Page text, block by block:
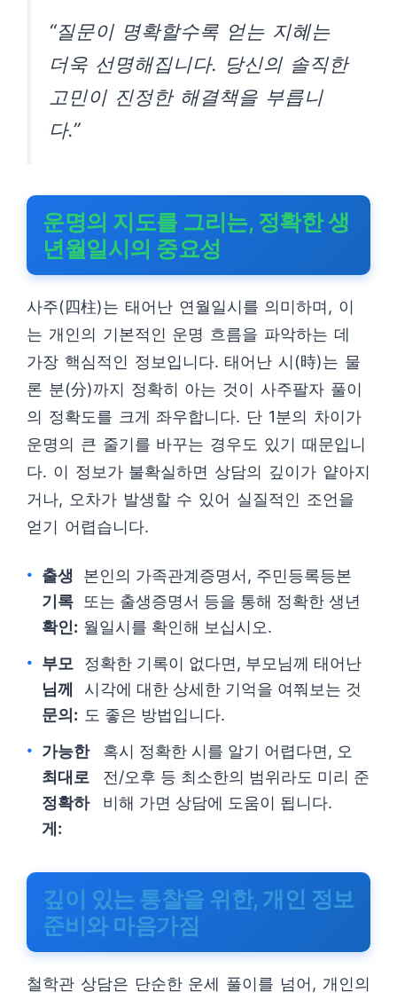
“질문이 명확할수록 얻는 지혜는
더욱 선명해집니다. 당신의 솔직한
고민이 진정한 해결책을 부릅니
다.”
운명의 지도를 그리는, 정확한 생
년월일시의 중요성
사주(四柱)는 태어난 연월일시를 의미하며, 이
는 개인의 기본적인 운명 흐름을 파악하는 데
가장 핵심적인 정보입니다. 태어난 시(時)는 물
론 분(分)까지 정확히 아는 것이 사주팔자 풀이
의 정확도를 크게 좌우합니다. 단 1분의 차이가
운명의 큰 줄기를 바꾸는 경우도 있기 때문입니
다. 이 정보가 불확실하면 상담의 깊이가 얕아지
거나, 오차가 발생할 수 있어 실질적인 조언을
얻기 어렵습니다.
출생
기록
확인:
본인의 가족관계증명서, 주민등록등본
또는 출생증명서 등을 통해 정확한 생년
월일시를 확인해 보십시오.
부모
님께
문의:
정확한 기록이 없다면, 부모님께 태어난
시각에 대한 상세한 기억을 여쭤보는 것
도 좋은 방법입니다.
가능한
최대로
정확하
게:
혹시 정확한 시를 알기 어렵다면, 오
전/오후 등 최소한의 범위라도 미리 준
비해 가면 상담에 도움이 됩니다.
깊이 있는 통찰을 위한, 개인 정보
준비와 마음가짐
철학관 상담은 단순한 운세 풀이를 넘어, 개인의